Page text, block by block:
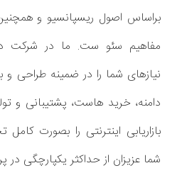
براساس اصول ریسپانسیو و
مفاهیم سئو ست. ما در شرکت
نیازهای شما را در ضمینه طراحی
دامنه، خرید هاست، پشتیبانی و
بازاریابی اینترنتی را بصورت
شما عزیزان از حداکثر یکپارچگی در